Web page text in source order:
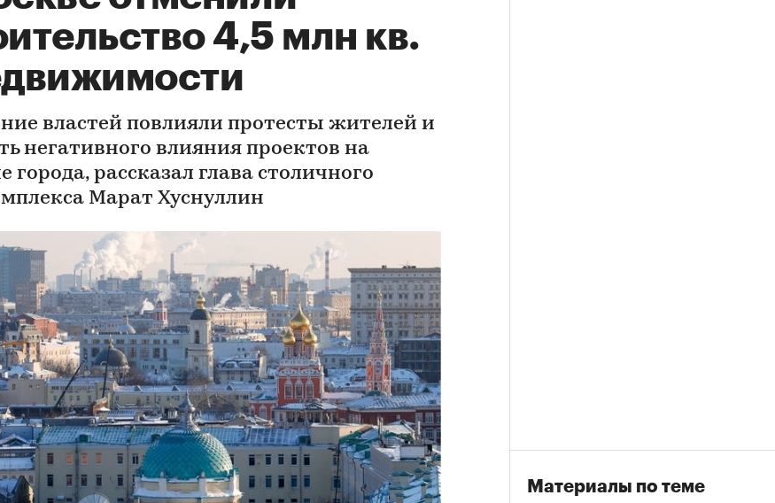
4,5 млн кв.
властей повлияли протесты жителей и
негативного влияния проектов на
города, рассказал глава столичного
Марат Хуснуллин
Материалы по теме